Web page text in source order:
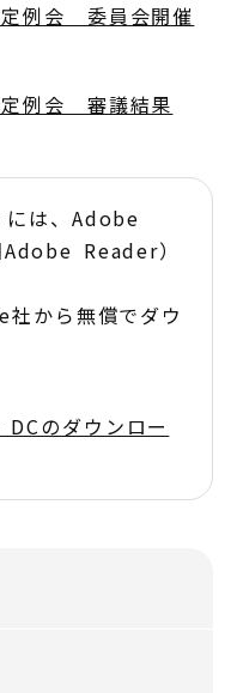
例会 委員会開催
例会 審議結果
には、Adobe
Reader）
から無償でダウ
のダウンロー